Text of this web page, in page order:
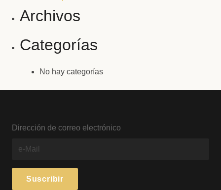
Archivos
Categorías
No hay categorías
Dirección de correo electrónico